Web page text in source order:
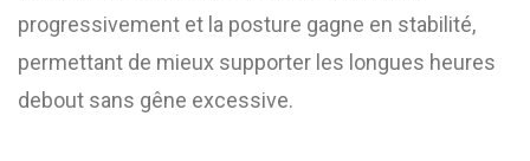
progressivement et la posture gagne en stabilité,
permettant de mieux supporter les longues heures
debout sans gêne excessive.